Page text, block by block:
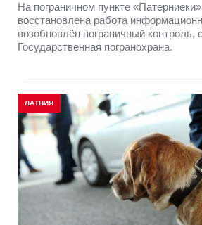
На пограничном пункте
восстановлена работа
возобновлён пограничный контроль,
Государственная погранохрана.
ЛАТВИЯ